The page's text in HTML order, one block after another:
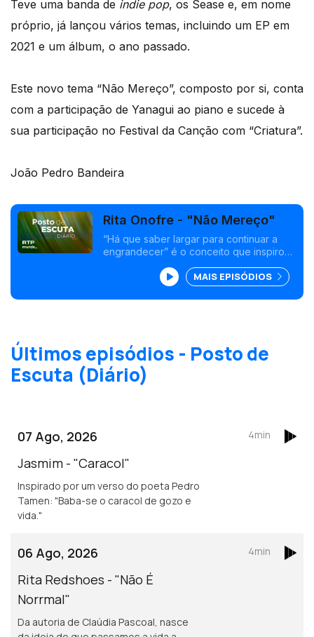
Teve uma banda de indie pop, os Sease e, em nome
próprio, já lançou vários temas, incluindo um EP em
2021 e um álbum, o ano passado.
Este novo tema “Não Mereço”, composto por si, conta
com a participação de Yanagui ao piano e sucede à
sua participação no Festival da Canção com “Criatura”.
João Pedro Bandeira
Rita Onofre - "Não Mereço"
“Há que saber largar para continuar a
engrandecer” é o conceito que inspirou
da artista de 27 anos, com produção de
Ned Flanger.<br />
MAIS EPISÓDIOS
Últimos episódios - Posto de
Escuta (Diário)
07 Ago, 2026
Jasmim - "Caracol"
Inspirado por um verso do poeta Pedro
Tamen: "Baba-se o caracol de gozo e
vida."
4min
06 Ago, 2026
Rita Redshoes - "Não É
Norrmal"
Da autoria de Claúdia Pascoal, nasce
4min